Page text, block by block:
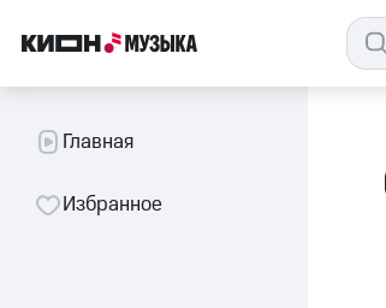
Главная
Избранное